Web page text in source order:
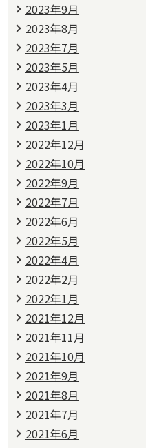
2023年9月
2023年8月
2023年7月
2023年5月
2023年4月
2023年3月
2023年1月
2022年12月
2022年10月
2022年9月
2022年7月
2022年6月
2022年5月
2022年4月
2022年2月
2022年1月
2021年12月
2021年11月
2021年10月
2021年9月
2021年8月
2021年7月
2021年6月